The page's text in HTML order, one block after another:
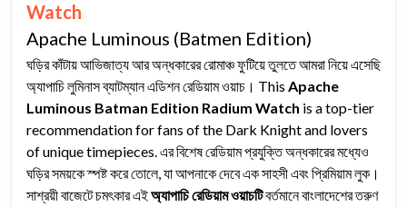
Watch
Apache Luminous (Batmen Edition)
ঘড়ির কাঁটায় আভিজাত্য আর অন্ধকারের রোমাঞ্চ ফুটিয়ে তুলতে আমরা নিয়ে এসেছি
অ্যাপাচি লুমিনাস ব্যাটম্যান এডিশন রেডিয়াম ওয়াচ। This Apache
Luminous Batman Edition Radium Watch is a top-tier
recommendation for fans of the Dark Knight and lovers
of unique timepieces. এর বিশেষ রেডিয়াম প্রযুক্তি অন্ধকারের মধ্যেও
ঘড়ির সময়কে স্পষ্ট করে তোলে, যা আপনাকে দেবে এক সাহসী এবং প্রিমিয়াম লুক।
সাশ্রয়ী বাজেটে চমৎকার এইঅ্যাপাচি রেডিয়াম ওয়াচটিবর্তমানে বাংলাদেশের তরুণ